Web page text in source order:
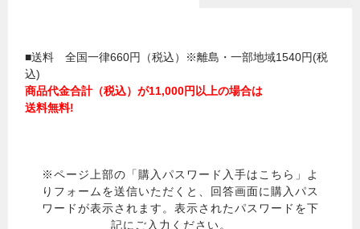
■送料 全国一律660円（税込）※離島・一部地域1540円(税
込)
商品代金合計（税込）が11,000円以上の場合は
送料無料!